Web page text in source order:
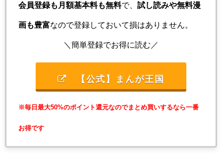
会員登録も月額基本料も無料で、 試し読みや無料漫
画も豊富なので登録しておいて損はありません。
＼簡単登録でお得に読む／
【公式】まんが王国
※毎日最大50%のポイント還元なのでまとめ買いするなら一番
お得です